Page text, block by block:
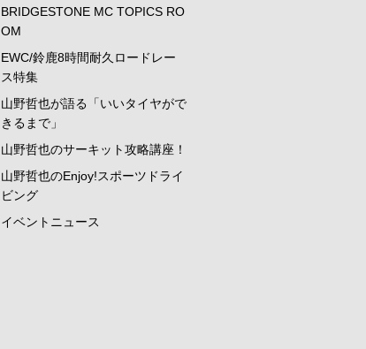
BRIDGESTONE MC TOPICS RO
OM
EWC/鈴鹿8時間耐久ロードレー
ス特集
山野哲也が語る「いいタイヤがで
きるまで」
山野哲也のサーキット攻略講座！
山野哲也のEnjoy!スポーツドライ
ビング
イベントニュース